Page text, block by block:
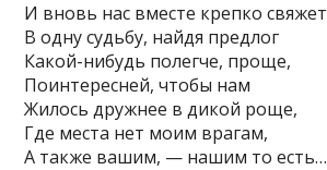
И вновь нас вместе крепко свяжет
В одну судьбу, найдя предлог
Какой-нибудь полегче, проще,
Поинтересней, чтобы нам
Жилось дружнее в дикой роще,
Где места нет моим врагам,
А также вашим, — нашим то есть…